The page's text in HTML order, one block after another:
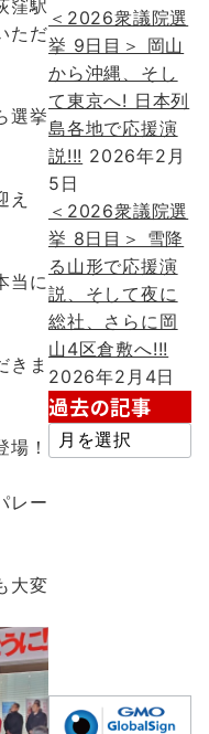
窪駅
ただ
選挙
え
当に
きま
！
レー
大変
＜2026衆議院選
挙 9日目＞ 岡山
から沖縄、そし
て東京へ! 日本列
島各地で応援演
説!!! 2026年2月
5日
＜2026衆議院選
挙 8日目＞ 雪降
る山形で応援演
説、そして夜に
総社、さらに岡
山4区倉敷へ!!!
2026年2月4日
過去の記事
過
去